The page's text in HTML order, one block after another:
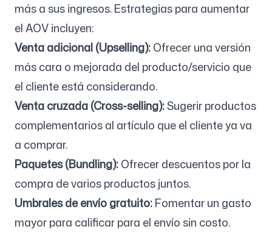
más a sus ingresos. Estrategias para aumentar
el AOV incluyen:
Venta adicional (Upselling):Ofrecer una versión
más cara o mejorada del producto/servicio que
el cliente está considerando.
Venta cruzada (Cross-selling):Sugerir productos
complementarios al artículo que el cliente ya va
a comprar.
Paquetes (Bundling):Ofrecer descuentos por la
compra de varios productos juntos.
Umbrales de envío gratuito:Fomentar un gasto
mayor para calificar para el envío sin costo.